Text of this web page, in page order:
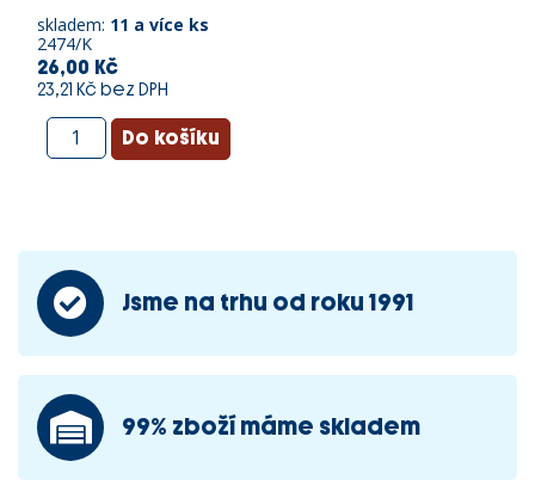
skladem: 11 a více ks
2474/K
26,00 Kč
23,21 Kč bez DPH
Jsme na trhu od roku 1991
99% zboží máme skladem